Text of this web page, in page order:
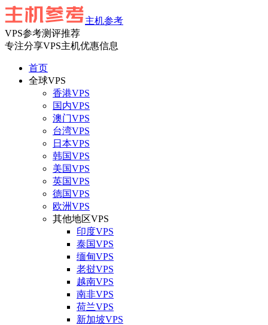
主机参考
VPS参考测评推荐
专注分享VPS主机优惠信息
首页
全球VPS
香港VPS
国内VPS
澳门VPS
台湾VPS
日本VPS
韩国VPS
美国VPS
英国VPS
德国VPS
欧洲VPS
其他地区VPS
印度VPS
泰国VPS
缅甸VPS
老挝VPS
越南VPS
南非VPS
荷兰VPS
新加坡VPS